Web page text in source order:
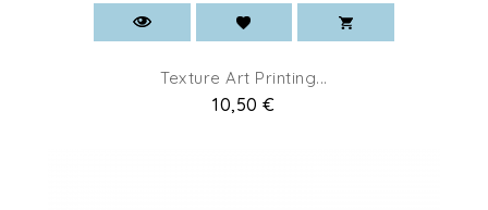
Texture Art Printing...
Pret
10,50 €